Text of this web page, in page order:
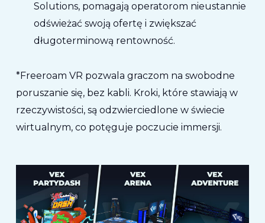
Solutions, pomagają operatorom nieustannie
odświeżać swoją ofertę i zwiększać
długoterminową rentowność.
*Freeroam VR pozwala graczom na swobodne
poruszanie się, bez kabli. Kroki, które stawiają w
rzeczywistości, są odzwierciedlone w świecie
wirtualnym, co potęguje poczucie immersji.